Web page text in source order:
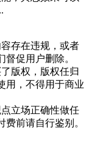
存在违规，或者
促用户删除。
版权，版权任归
用，不得用于商业
立场正确性做任
前请自行鉴别。